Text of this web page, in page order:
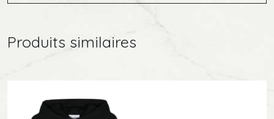
Produits similaires